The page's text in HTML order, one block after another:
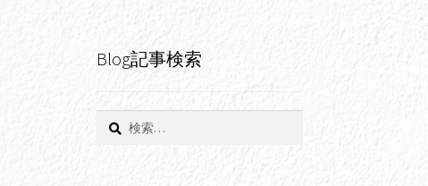
Blog記事検索